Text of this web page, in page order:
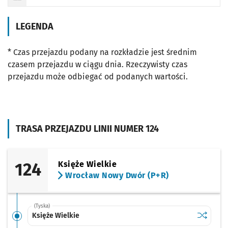
TRASA PRZEJAZDU LINII NUMER 124
124
Księże Wielkie
Wrocław Nowy Dwór (P+R)
(Tyska)
Księże Wielkie Sprawdź
Księże
Godzina odjazdu
Odjazd
minut po godzinie 22
LEGENDA
* Czas przejazdu podany na rozkładzie jest średnim
czasem przejazdu w ciągu dnia. Rzeczywisty czas
przejazdu może odbiegać od podanych wartości.